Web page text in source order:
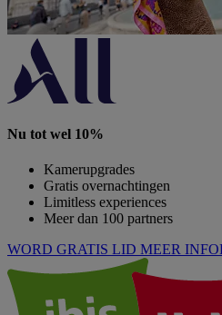
Nu tot wel 10%
Kamerupgrades
Gratis overnachtingen
Limitless experiences
Meer dan 100 partners
WORD GRATIS LID MEER